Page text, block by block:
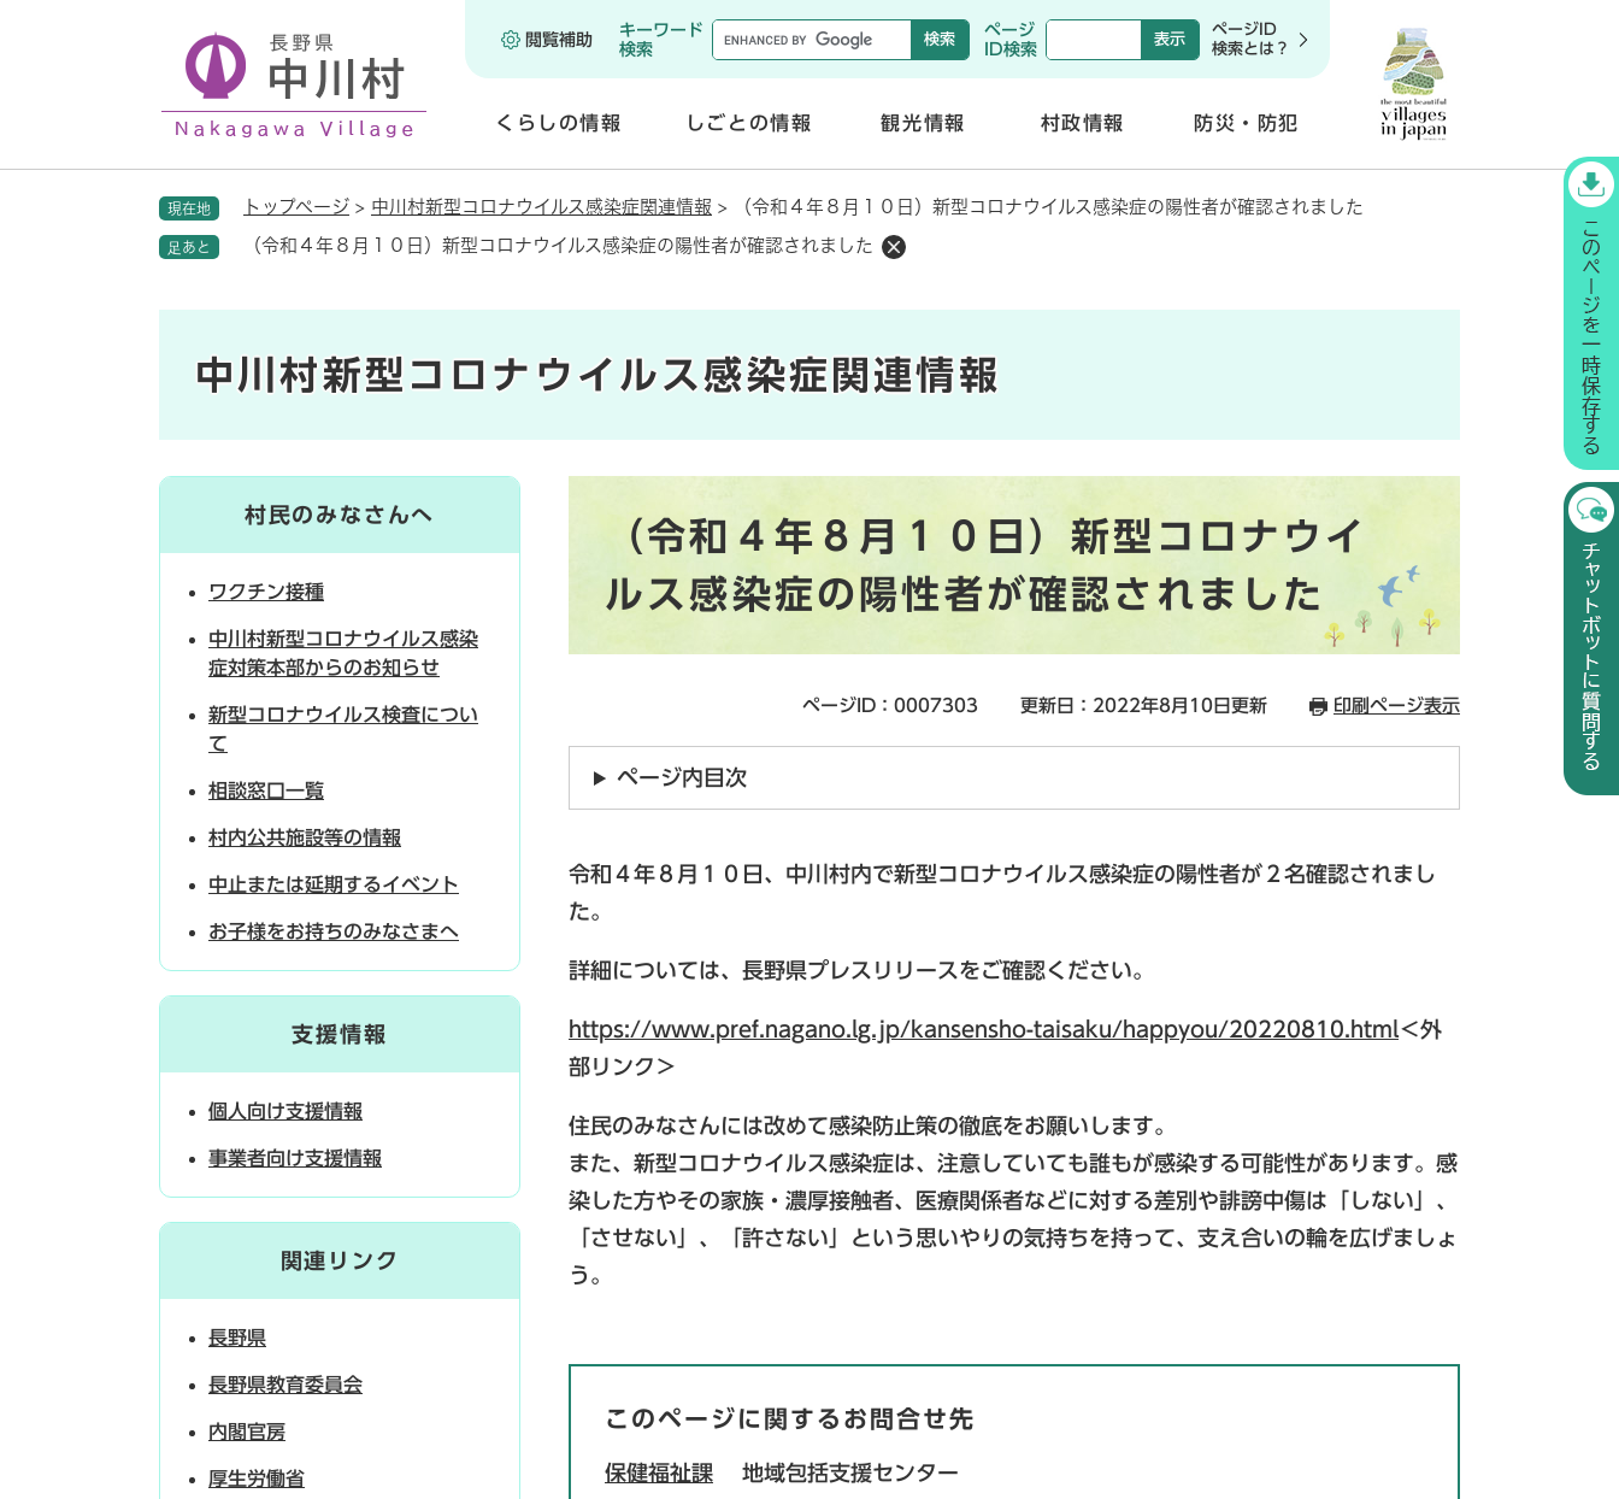
メニューを飛ばして本文へ
閲覧補助
キーワード
検索
ページ
ID検索
ページID
検索とは？
くらしの情報
く
しごとの情報
く
観光情報 村政情報
く
防災・防犯
く
現在地 トップページ > 中川村新型コロナウイルス感染症関連情報 > （令和４年８月１０日）新型コロナウイルス感染症の陽性者が確認されました
足あと （令和４年８月１０日）新型コロナウイルス感染症の陽性者が確認されました
中川村新型コロナウイルス感染症関連情報
（令和４年８月１０日）新型コロナウイ
ルス感染症の陽性者が確認されました
ページID：0007303 更新日：2022年8月10日更新 印刷ページ表示
ページ内目次
令和４年８月１０日、中川村内で新型コロナウイルス感染症の陽性者が２名確認されまし
た。
詳細については、長野県プレスリリースをご確認ください。
https://www.pref.nagano.lg.jp/kansensho-taisaku/happyou/20220810.html ＜外
部リンク＞
住民のみなさんには改めて感染防止策の徹底をお願いします。
また、新型コロナウイルス感染症は、注意していても誰もが感染する可能性があります。感
染した方やその家族・濃厚接触者、医療関係者などに対する差別や誹謗中傷は「しない」、
「させない」、「許さない」という思いやりの気持ちを持って、支え合いの輪を広げましょ
う。
このページに関するお問合せ先
保健福祉課 地域包括支援センター
村民のみなさんへ
ワクチン接種
中川村新型コロナウイルス感染
症対策本部からのお知らせ
新型コロナウイルス検査につい
て
相談窓口一覧
村内公共施設等の情報
中止または延期するイベント
お子様をお持ちのみなさまへ
支援情報
個人向け支援情報
事業者向け支援情報
関連リンク
長野県
長野県教育委員会
内閣官房
厚生労働省